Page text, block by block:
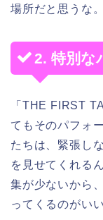
場所だと思うな。
2. 特別な
「THE FIRST
てもそのパフォ
たちは、緊張し
を見せてくれる
集が少ないから
ってくるのがい